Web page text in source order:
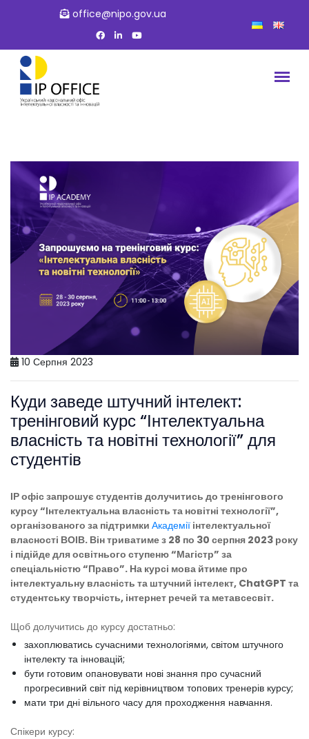
office@nipo.gov.ua
10 Серпня 2023
Куди заведе штучний інтелект:
тренінговий курс “Інтелектуальна
власність та новітні технології” для
студентів
ІР офіс запрошує студентів долучитись до тренінгового
курсу “Інтелектуальна власність та новітні технології”,
організованого за підтримки Академії інтелектуальної
власності ВОІВ. Він триватиме з 28 по 30 серпня 2023 року
і підійде для освітнього ступеню “Магістр” за
спеціальністю “Право”. На курсі мова йтиме про
інтелектуальну власність та штучний інтелект, ChatGPT та
студентську творчість, інтернет речей та метавсесвіт.
Щоб долучитись до курсу достатньо:
захоплюватись сучасними технологіями, світом штучного
інтелекту та інновацій;
бути готовим опановувати нові знання про сучасний
прогресивний світ під керівництвом топових тренерів курсу;
мати три дні вільного часу для проходження навчання.
Спікери курсу: